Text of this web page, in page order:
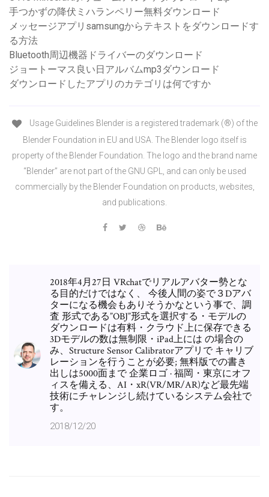
手つかずの降伏ミハランペリー無料ダウンロード
メッセージアプリsamsungからテキストをダウンロードす
る方法
Bluetooth周辺機器ドライバーのダウンロード
ジョートーマス良い日アルバムmp3ダウンロード
ダウンロードしたアプリのカテゴリは何ですか
Usage Guidelines Blender is a registered trademark (®) of the
Blender Foundation in EU and USA. The Blender logo itself is
property of the Blender Foundation. The logo and the brand name
“Blender” are not part of the GNU GPL, and can only be used
commercially by the Blender Foundation on products, websites,
and publications.
2018年4月27日 VRchatでリアルアバター勢とな
る目的だけではなく、 今後人間の姿で３Dアバ
ターになる機会もありそうかなという事で、調
査 形式である”OBJ”形式を選択する・モデルの
ダウンロードは有料・クラウド上に保存できる
3Dモデルの数は無制限・iPad上には の場合の
み、Structure Sensor Calibratorアプリで キャリブ
レーションを行うことが必要; 無料版での書き
出しは5000面まで 企業ロゴ · 福岡・東京にオフ
ィスを備える、AI・xR(VR/MR/AR)など最先端
技術にチャレンジし続けているシステム会社で
す。
2018/12/20